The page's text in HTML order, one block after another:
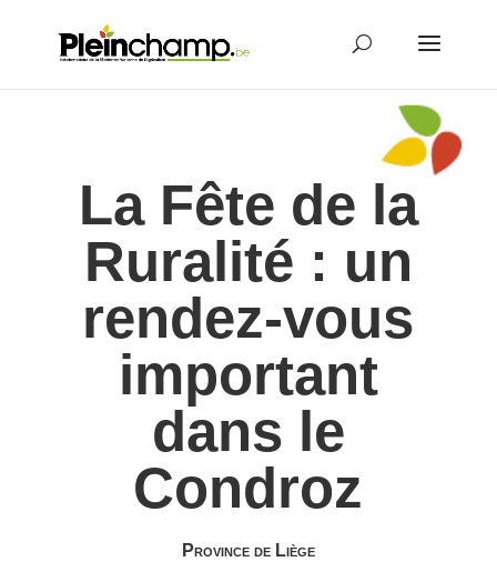
La Fête de la
Ruralité : un
rendez-vous
important
dans le
Condroz
Province de Liège